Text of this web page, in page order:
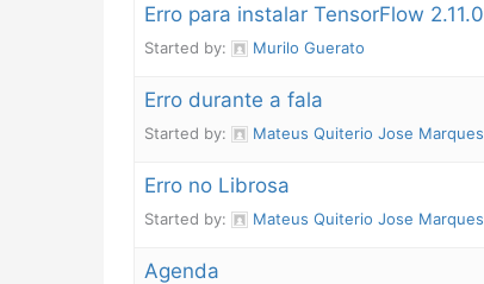
Erro para instalar TensorFlow 2.11.0
Started by: Murilo Guerato
Erro durante a fala
Started by: Mateus Quiterio Jose Marques
Erro no Librosa
Started by: Mateus Quiterio Jose Marques
Agenda